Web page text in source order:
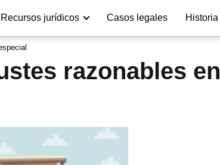
Recursos jurídicos Casos legales Historia
razonables en